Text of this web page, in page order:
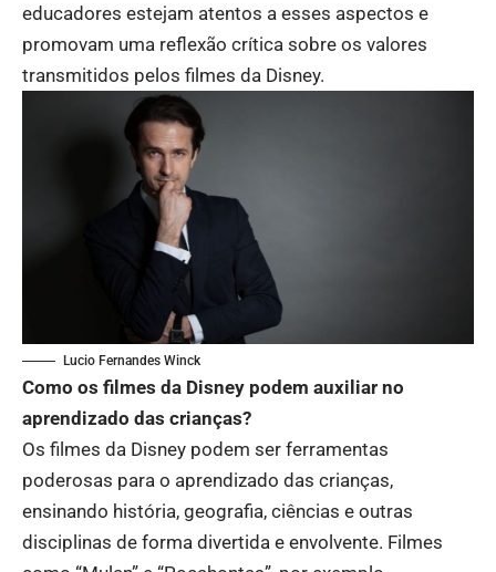
educadores estejam atentos a esses aspectos e
promovam uma reflexão crítica sobre os valores
transmitidos pelos filmes da Disney.
Lucio Fernandes Winck
Como os filmes da Disney podem auxiliar no
aprendizado das crianças?
Os filmes da Disney podem ser ferramentas
poderosas para o aprendizado das crianças,
ensinando história, geografia, ciências e outras
disciplinas de forma divertida e envolvente. Filmes